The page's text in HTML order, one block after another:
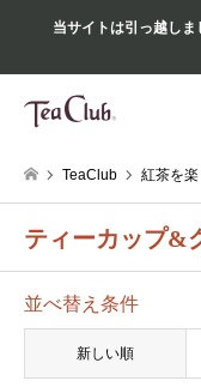
当サイトは引っ越し
TeaClub 紅茶を
ティーカップ&
並べ替え条件
新しい順